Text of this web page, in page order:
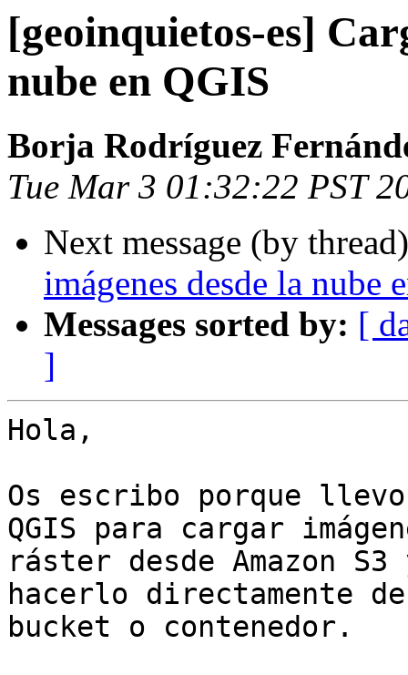
[geoinquietos-es]
nube en QGIS
Borja Rodríguez
Tue Mar 3 01:32:22 PST
Next message (by
imágenes desde la nube
Messages sorted by: [
]
Hola,
Os escribo porque llevo
QGIS para cargar
ráster desde Amazon S3
hacerlo directamente
bucket o contenedor.